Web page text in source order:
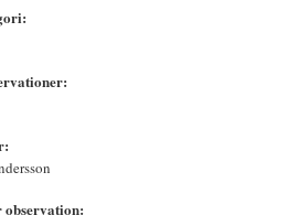
observation: